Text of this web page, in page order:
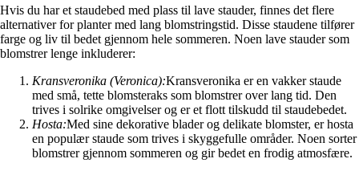
Hvis du har et staudebed med plass til lave stauder, finnes det flere
alternativer for planter med lang blomstringstid. Disse staudene tilfører
farge og liv til bedet gjennom hele sommeren. Noen lave stauder som
blomstrer lenge inkluderer:
Kransveronika (Veronica):Kransveronika er en vakker staude
med små, tette blomsteraks som blomstrer over lang tid. Den
trives i solrike omgivelser og er et flott tilskudd til staudebedet.
Hosta:Med sine dekorative blader og delikate blomster, er hosta
en populær staude som trives i skyggefulle områder. Noen sorter
blomstrer gjennom sommeren og gir bedet en frodig atmosfære.